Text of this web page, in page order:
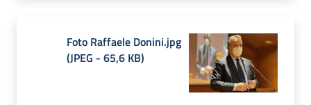
Foto Raffaele Donini.jpg
(JPEG - 65,6 KB)